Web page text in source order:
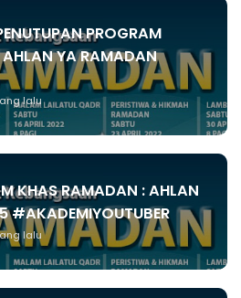
PROGRAM
YA RAMADAN
lalu
KHAS RAMADAN : AHLAN
#AKADEMIYOUTUBER
lalu